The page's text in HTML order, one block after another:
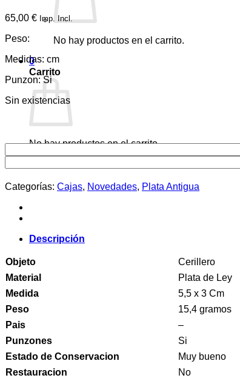
No hay productos en el carrito.
0
Carrito
No hay productos en el carrito.
65,00 € Imp. Incl.
Peso:
Medidas: cm
Punzon: Si
Sin existencias
Categorías: Cajas, Novedades, Plata Antigua
Descripción
Objeto
Cerillero
Material
Plata de Ley
Medida
5,5 x 3 Cm
Peso
15,4 gramos
Pais
–
Punzones
Si
Estado de Conservacion
Muy bueno
Restauracion
No